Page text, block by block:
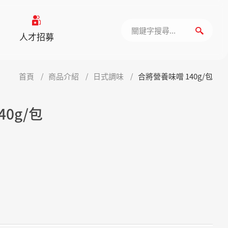
人才招募
首頁 商品介紹 日式調味 合將營養味噌 140g/包
包